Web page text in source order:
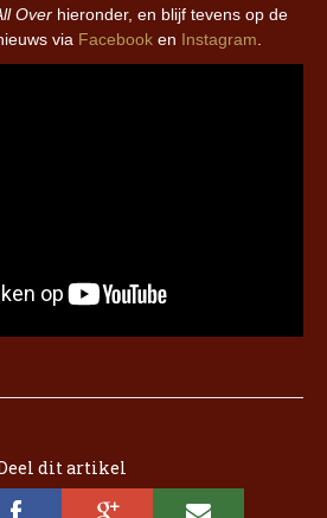
Over hieronder, en blijf tevens op de
via Facebook en Instagram
dit artikel